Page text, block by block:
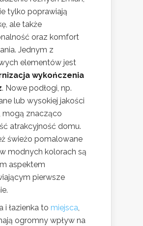
tylko poprawiają
ale także
oraz komfort
Jednym z
elementów jest
wykończenia
. Nowe podłogi, np.
lub wysokiej jakości
mogą znacząco
atrakcyjność domu.
świeżo pomalowane
modnych kolorach są
aspektem
pierwsze
i łazienka to miejsca,
ogromny wpływ na